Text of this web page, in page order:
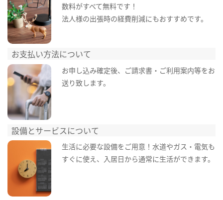
数料がすべて無料です！
法人様の出張時の経費削減にもおすすめです。
お支払い方法について
お申し込み確定後、ご請求書・ご利用案内等をお
送り致します。
設備とサービスについて
生活に必要な設備をご用意！水道やガス・電気も
すぐに使え、入居日から通常に生活ができます。